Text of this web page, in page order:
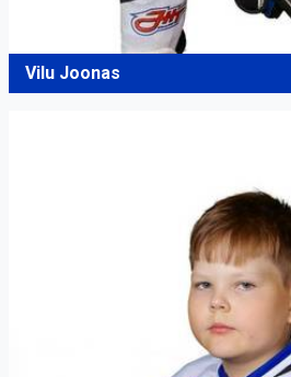
Vilu Joonas